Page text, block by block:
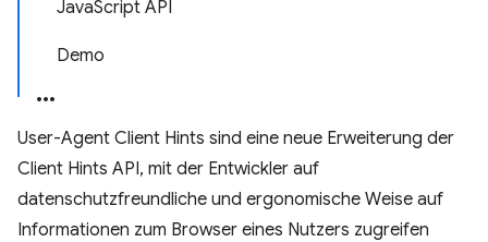
JavaScript API
Demo
User-Agent Client Hints sind eine neue Erweiterung der
Client Hints API, mit der Entwickler auf
datenschutzfreundliche und ergonomische Weise auf
Informationen zum Browser eines Nutzers zugreifen